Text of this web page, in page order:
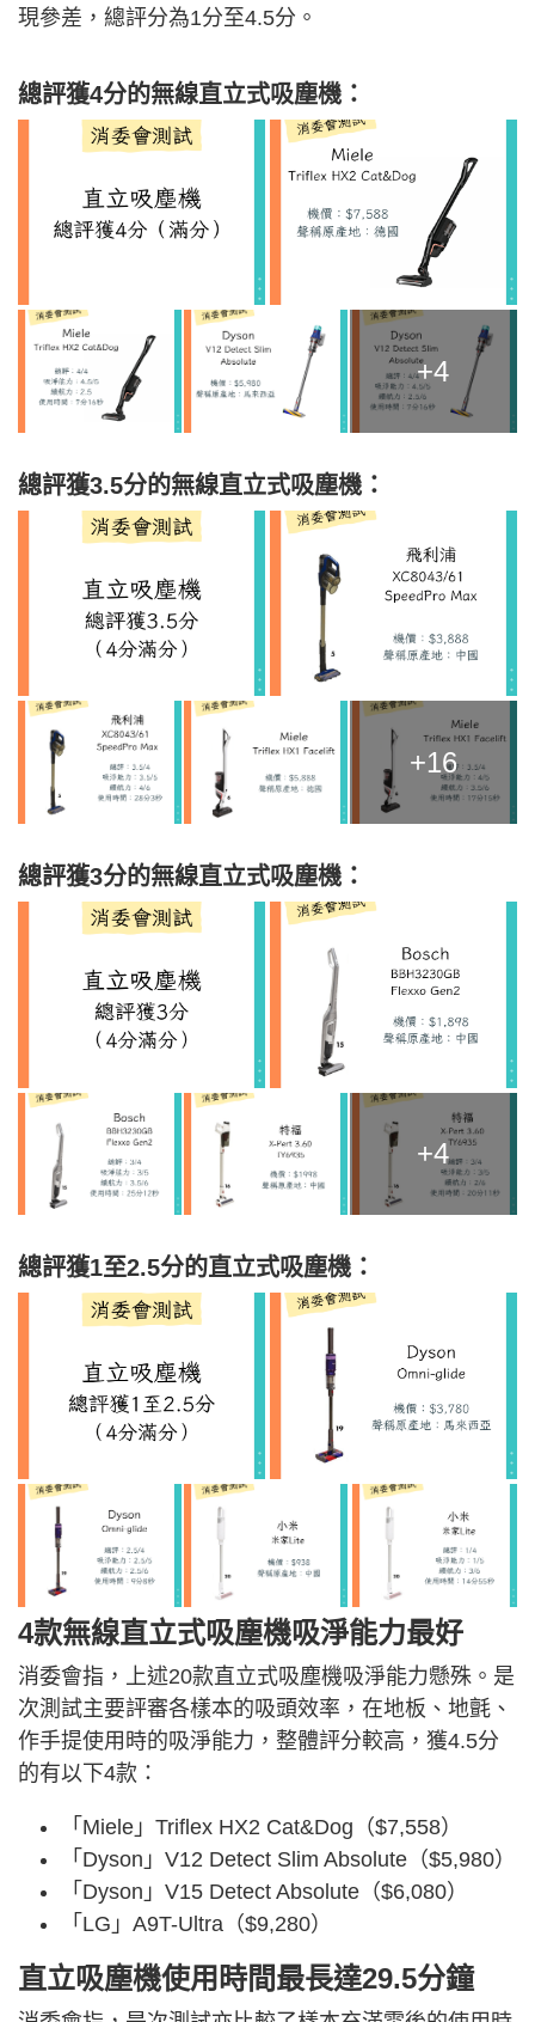
現參差，總評分為1分至4.5分。
總評獲4分的無線直立式吸塵機：
+4
總評獲3.5分的無線直立式吸塵機：
+16
總評獲3分的無線直立式吸塵機：
+4
總評獲1至2.5分的直立式吸塵機：
4款無線直立式吸塵機吸淨能力最好
消委會指，上述20款直立式吸塵機吸淨能力懸殊。是
次測試主要評審各樣本的吸頭效率，在地板、地氈、
作手提使用時的吸淨能力，整體評分較高，獲4.5分
的有以下4款：
「Miele」Triflex HX2 Cat&Dog（$7,558）
「Dyson」V12 Detect Slim Absolute（$5,980）
「Dyson」V15 Detect Absolute（$6,080）
「LG」A9T-Ultra（$9,280）
直立吸塵機使用時間最長達29.5分鐘